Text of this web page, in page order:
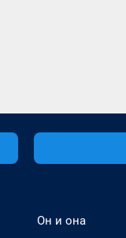
Он и она